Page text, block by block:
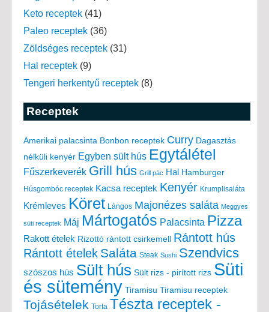
Keto receptek(41)
Paleo receptek(36)
Zöldséges receptek(31)
Hal receptek(9)
Tengeri herkentyű receptek(8)
Receptek
Amerikai palacsinta Bonbon receptek Curry Dagasztás
nélküli kenyér Egyben sült hús Egytálétel
Fűszerkeverék Grill hús Grill pác Hal Hamburger
Húsgombóc receptek Kacsa receptek Kenyér Krumplisaláta
Krémleves Köret Lángos Majonézes saláta Meggyes
süti receptek Máj Mártogatós Palacsinta Pizza
Rakott ételek Rizottó rántott csirkemell Rántott hús
Rántott ételek Saláta Steak Sushi Szendvics
szószos hús Sült hús Sült rizs - pirított rizs Süti
és sütemény Tiramisu Tiramisu receptek
Tojásételek Torta Tészta receptek -